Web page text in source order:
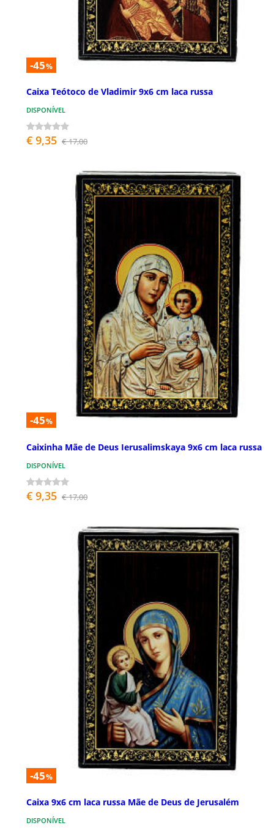
-45%
Caixa Teótoco de Vladimir 9x6 cm laca russa
DISPONÍVEL
€ 9,35 € 17,00
-45%
Caixinha Mãe de Deus Ierusalimskaya 9x6 cm laca russa
DISPONÍVEL
€ 9,35 € 17,00
-45%
Caixa 9x6 cm laca russa Mãe de Deus de Jerusalém
DISPONÍVEL